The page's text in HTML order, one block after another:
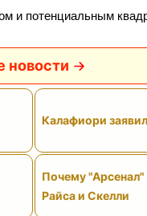
и потенциальным
новости
Калафиори
Почему "Арсенал"
Райса и Скелли